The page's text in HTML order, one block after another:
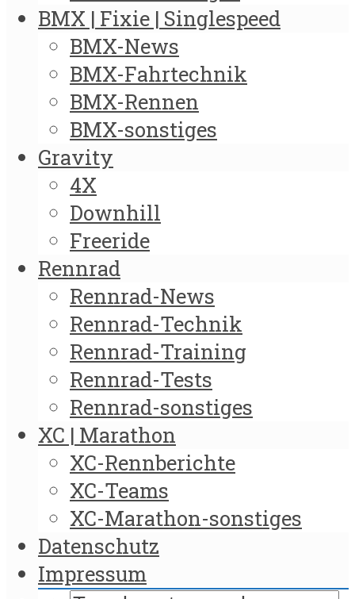
BMX | Fixie | Singlespeed
BMX-News
BMX-Fahrtechnik
BMX-Rennen
BMX-sonstiges
Gravity
4X
Downhill
Freeride
Rennrad
Rennrad-News
Rennrad-Technik
Rennrad-Training
Rennrad-Tests
Rennrad-sonstiges
XC | Marathon
XC-Rennberichte
XC-Teams
XC-Marathon-sonstiges
Datenschutz
Impressum